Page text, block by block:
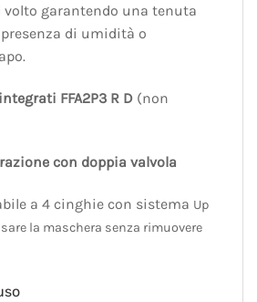
volto garantendo una tenuta
di umidità o
FFA2P3 R D (non
con doppia valvola
a 4 cinghie con sistema Up
la maschera senza rimuovere